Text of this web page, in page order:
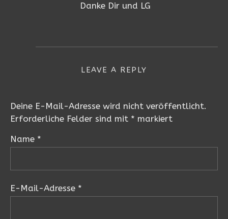
Danke Dir und LG
LEAVE A REPLY
Deine E-Mail-Adresse wird nicht veröffentlicht.
Erforderliche Felder sind mit * markiert
Name *
E-Mail-Adresse *